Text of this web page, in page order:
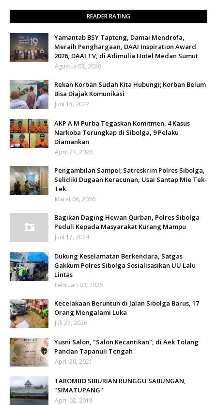
READER RATING
Yamantab BSY Tapteng, Damai Mendrofa,
Meraih Penghargaan, DAAI Inspiration Award
2026, DAAI TV, di Adimulia Hotel Medan Sumut
Agustus 03, 2026
Rekan Korban Sudah Kita Hubungi; Korban Belum
Bisa Diajak Komunikasi
Juni 15, 2022
AKP A M Purba Tegaskan Komitmen, 4 Kasus
Narkoba Terungkap di Sibolga, 9 Pelaku
Diamankan
April 27, 2026
Pengambilan Sampel; Satreskrim Polres Sibolga,
Selidiki Dugaan Keracunan, Usai Santap Mie Tek-
Tek
Maret 06, 2026
Bagikan Daging Hewan Qurban, Polres Sibolga
Peduli Kepada Masyarakat Kurang Mampu
Juni 17, 2024
Dukung Keselamatan Berkendara, Satgas
Gakkum Polres Sibolga Sosialisasikan UU Lalu
Lintas
Februari 03, 2026
Kecelakaan Beruntun di Jalan Sibolga Barus, 17
Orang Mengalami Luka
Juli 27, 2026
Yusni Salon, "Salon Kecantikan", di Aek Tolang
Pandan Tapanuli Tengah
April 20, 2021
TAROMBO SIBURIAN RUNGGU SABUNGAN,
"SIMATUPANG"
April 02, 2018